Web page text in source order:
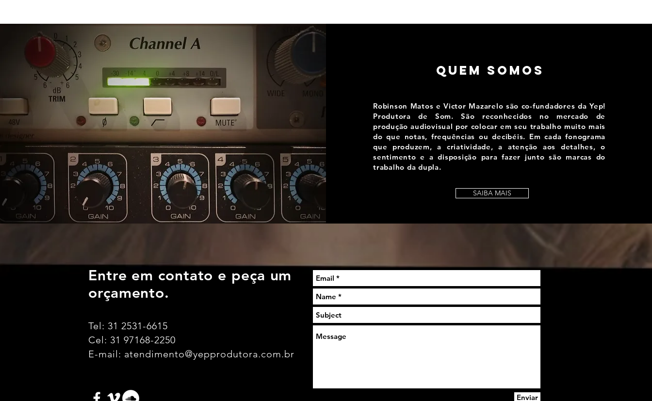
QUEM SOMOS
Robinson Matos e Victor Mazarelo são co-fundadores da Yep!
Produtora de Som. São reconhecidos no mercado de
produção audiovisual por colocar em seu trabalho muito mais
do que notas, frequências ou decibéis. Em cada fonograma
que produzem, a criatividade, a atenção aos detalhes, o
sentimento e a disposição para fazer junto são marcas do
trabalho da dupla.
SAIBA MAIS
Entre em contato e peça um
orçamento.
Tel: 31 2531-6615
Cel: 31 97168-2250
E-mail: atendimento@yepprodutora.com.br
Enviar